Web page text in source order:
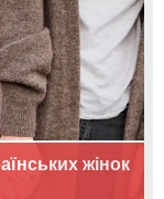
жінок